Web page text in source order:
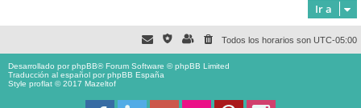
Ir a
Todos los horarios son UTC-05:00
Desarrollado porphpBB® Forum Software © phpBB Limited
Traducción al español porphpBB España
Style proflat © 2017 Mazeltof